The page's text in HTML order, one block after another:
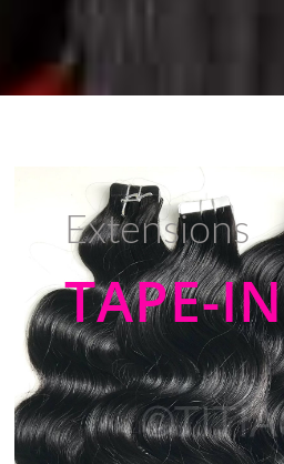
Extensions
TAPE-IN